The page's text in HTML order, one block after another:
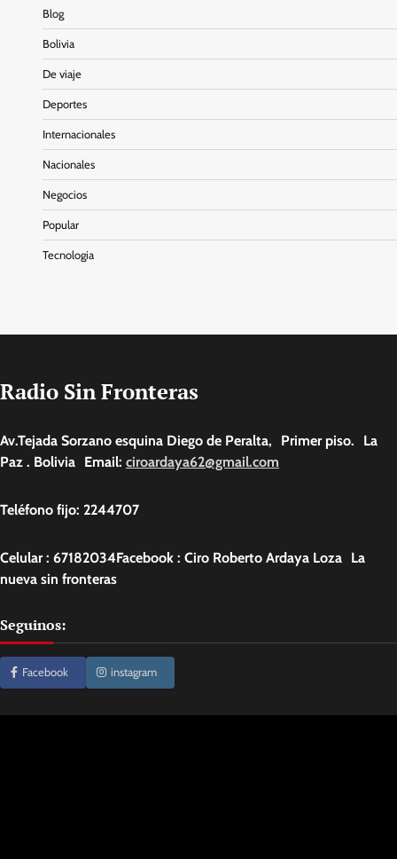
Blog
Bolivia
De viaje
Deportes
Internacionales
Nacionales
Negocios
Popular
Tecnologia
Radio Sin Fronteras
Av.Tejada Sorzano esquina Diego de Peralta, Primer piso. La
Paz . Bolivia Email: ciroardaya62@gmail.com
Teléfono fijo: 2244707
Celular : 67182034Facebook : Ciro Roberto Ardaya Loza La
nueva sin fronteras
Seguinos:
Facebook instagram